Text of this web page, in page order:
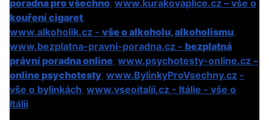
poradna pro všechno, www.kurakovaplice.cz – vše o
kouření cigaret,
www.alkoholik.cz - vše o alkoholu, alkoholismu,
www.bezplatna-pravni-poradna.cz - bezplatná
právní poradna online, www.psychotesty-online.cz –
online psychotesty, www.BylinkyProVsechny.cz -
vše o bylinkách, www.vseoitalii.cz - Itálie - vše o
Itálii.